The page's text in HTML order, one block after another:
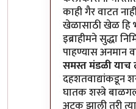
काही गैर वाटत
खेळासाठी खेळ हि
इब्राहीमने सुद्धा
पाहण्यास अनमान
समस्त मंडळी
दहशतवाद्यांकडून
घातक शस्त्रे